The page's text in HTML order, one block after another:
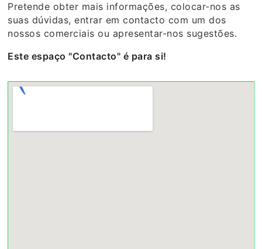
Pretende obter mais informações, colocar-nos as
suas dúvidas, entrar em contacto com um dos
nossos comerciais ou apresentar-nos sugestões.
Este espaço "Contacto" é para si!